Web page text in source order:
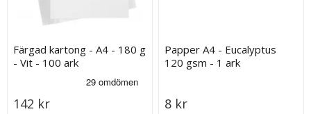
Färgad kartong - A4 - 180 g
- Vit - 100 ark
142 kr
Papper A4 - Eucalyptus
120 gsm - 1 ark
8 kr